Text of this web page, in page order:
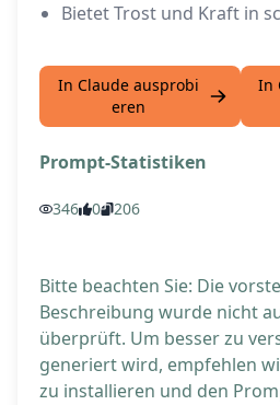
Bietet Trost und Kraft in
In Claude ausprobi
eren
In
Prompt-Statistiken
346 0 206
Bitte beachten Sie: Die
Beschreibung wurde nicht
überprüft. Um besser zu
generiert wird, empfehlen
zu installieren und den